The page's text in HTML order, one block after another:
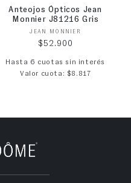
Anteojos Ópticos Jean
Monnier J81216 Gris
Proveedor:
JEAN MONNIER
Precio habitual
$52.900
Hasta 6 cuotas sin interés
Valor cuota: $8.817